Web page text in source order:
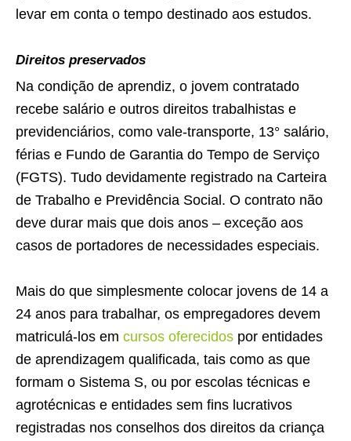
levar em conta o tempo destinado aos estudos.
Direitos preservados
Na condição de aprendiz, o jovem contratado
recebe salário e outros direitos trabalhistas e
previdenciários, como vale-transporte, 13° salário,
férias e Fundo de Garantia do Tempo de Serviço
(FGTS). Tudo devidamente registrado na Carteira
de Trabalho e Previdência Social. O contrato não
deve durar mais que dois anos – exceção aos
casos de portadores de necessidades especiais.
Mais do que simplesmente colocar jovens de 14 a
24 anos para trabalhar, os empregadores devem
matriculá-los em cursos oferecidos por entidades
de aprendizagem qualificada, tais como as que
formam o Sistema S, ou por escolas técnicas e
agrotécnicas e entidades sem fins lucrativos
registradas nos conselhos dos direitos da criança